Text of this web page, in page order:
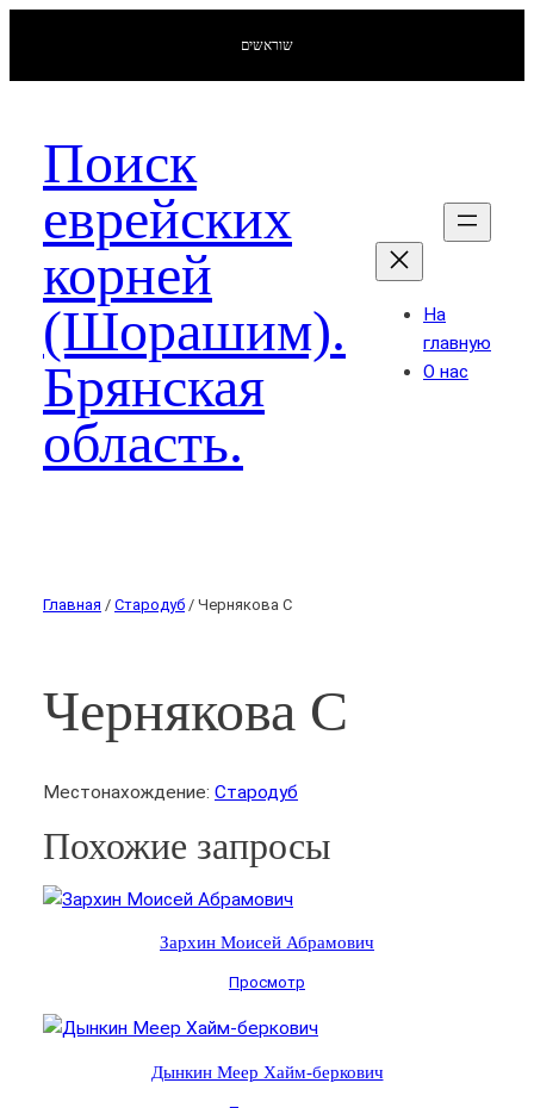
שוראשים
Поиск
еврейских
корней
(Шорашим).
Брянская
область.
На
главную
О нас
Главная / Стародуб / Чернякова С
Чернякова С
Местонахождение: Стародуб
Похожие запросы
Зархин Моисей Абрамович
Просмотр
Дынкин Меер Хайм-беркович